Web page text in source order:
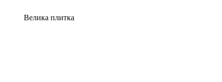
Велика плитка